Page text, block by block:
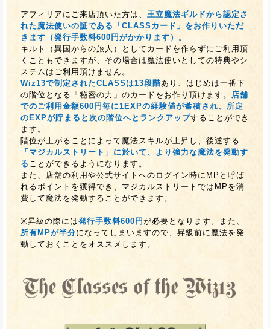
アフィリアにご来店頂いた方は、 王立魔法ギルドから認定さ
れた魔法使いの証である「CLASSカード」をお作りいただ
きます（発行手数料600円がかかります）。
キルト（異国からの旅人）としてカードを作らずにご利用頂
くこともできますが、その場合は魔法使いとしての特典やシ
ステムはご利用頂けません。
Wiz13で制定されたCLASSは13段階あり、はじめは一番下
の階位となる「秘密の力」のカードをお作り頂けます。
店舗
でのご利用金額600円毎に1EXPの経験値が蓄積され、所定
のEXPが貯まると次の階位へとランクアップすることができ
ます。
階位が上がることによって魔法スキルが上昇し、後述する
「マジカルストリート」に於いて、より強力な魔法を発動す
る ことができるようになります。
また、店舗の利用や公式サイトへのログイン時にMPと呼ば
れるポイントを獲得でき、マジカルストリートではMPを消
費して魔法を発動することができます。
※昇級の際には発行手数料600円 が必要となります。また、
所有MPが半分になってしまいますので、昇級前に魔法を発
動しておくことをオススメします。